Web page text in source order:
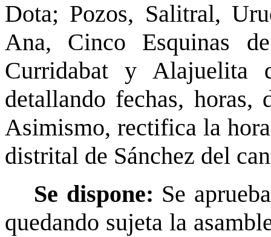
Dota; Pozos, Salitral,
Ana, Cinco Esquinas
Curridabat y Alajuelita
detallando fechas, horas,
Asimismo, rectifica la
distrital de Sánchez del
Se dispone: Se
quedando sujeta la